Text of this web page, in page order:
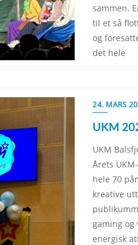
sammen.
til et så
og
det
24. MARS
UKM
UKM
Årets
hele 70
kreative
gaming
energisk